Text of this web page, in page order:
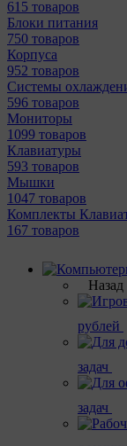
615 товаров
Блоки питания
750 товаров
Корпуса
952 товаров
Системы
596 товаров
Мониторы
1099 товаров
Клавиатуры
593 товаров
Мышки
1047 товаров
Комплекты
167 товаров
Назад
рублей
задач
задач